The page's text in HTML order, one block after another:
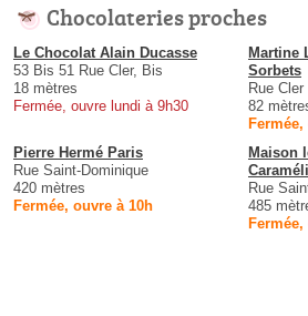
Chocolateries proches
Le Chocolat Alain Ducasse
53 Bis 51 Rue Cler, Bis
18 mètres
Fermée, ouvre lundi à 9h30
Martine
Sorbets
Rue Cler
82
Pierre Hermé Paris
Rue Saint-Dominique
420 mètres
Fermée, ouvre à 10h
Maison
Rue
485